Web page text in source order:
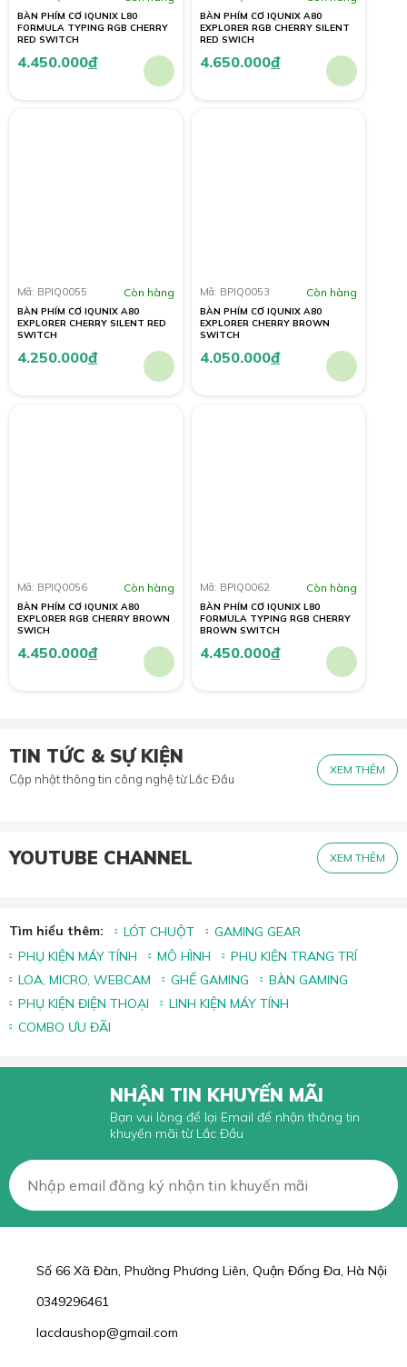
BÀN PHÍM CƠ IQUNIX L80
FORMULA TYPING RGB CHERRY
RED SWITCH
4.450.000đ
BÀN PHÍM CƠ IQUNIX A80
EXPLORER RGB CHERRY SILENT
RED SWICH
4.650.000đ
Mã: BPIQ0055 Còn hàng
BÀN PHÍM CƠ IQUNIX A80
EXPLORER CHERRY SILENT RED
SWITCH
4.250.000đ
Mã: BPIQ0053 Còn hàng
BÀN PHÍM CƠ IQUNIX A80
EXPLORER CHERRY BROWN
SWITCH
4.050.000đ
Mã: BPIQ0056 Còn hàng
BÀN PHÍM CƠ IQUNIX A80
EXPLORER RGB CHERRY BROWN
SWICH
4.450.000đ
Mã: BPIQ0062 Còn hàng
BÀN PHÍM CƠ IQUNIX L80
FORMULA TYPING RGB CHERRY
BROWN SWITCH
4.450.000đ
TIN TỨC & SỰ KIỆN
Cập nhật thông tin công nghệ từ Lắc Đầu
XEM THÊM
YOUTUBE CHANNEL XEM THÊM
Tìm hiểu thêm: LÓT CHUỘT
GAMING GEAR
PHỤ KIỆN MÁY TÍNH
MÔ HÌNH
PHỤ KIỆN TRANG TRÍ
LOA, MICRO, WEBCAM
GHẾ GAMING
BÀN GAMING
PHỤ KIỆN ĐIỆN THOẠI
LINH KIỆN MÁY TÍNH
COMBO ƯU ĐÃI
NHẬN TIN KHUYẾN MÃI
Bạn vui lòng để lại Email để nhận thông tin
khuyến mãi từ Lắc Đầu
Số 66 Xã Đàn, Phường Phương Liên, Quận Đống Đa, Hà Nội
0349296461
lacdaushop@gmail.com